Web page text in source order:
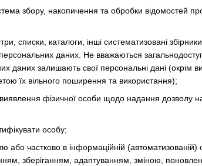
збору, накопичення та обробки відомостей
списки, каталоги, інші систематизовані збірники
персональних даних. Не вважаються
даних залишають свої персональні дані (окрім
їх вільного поширення та використання);
фізичної особи щодо надання дозволу
особу;
або частково в інформаційній (автоматизованій)
зберіганням, адаптуванням, зміною,